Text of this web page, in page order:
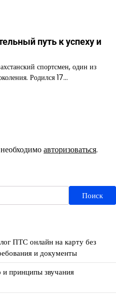
путь к успеху и
спортсмен, один из
Родился 17…
авторизоваться.
Поиск
ПТС онлайн на карту без
и документы
и принципы звучания